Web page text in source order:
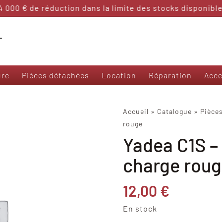
000 € de réduction dans la limite des stocks
Nos modèles 50 et sans permis
Pièces détachées Location Réparation
Accueil » Catalogue »
rouge
Yadea C1S
charge
12,00 €
En stock